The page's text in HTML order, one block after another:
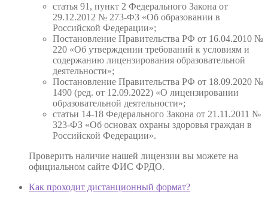
статья 91, пункт 2 Федерального Закона от
29.12.2012 № 273-ФЗ «Об образовании в
Российской Федерации»;
Постановление Правительства РФ от 16.04.2010 №
220 «Об утверждении требований к условиям и
содержанию лицензирования образовательной
деятельности»;
Постановление Правительства РФ от 18.09.2020 №
1490 (ред. от 12.09.2022) «О лицензировании
образовательной деятельности»;
статьи 14-18 Федерального Закона от 21.11.2011 №
323-ФЗ «Об основах охраны здоровья граждан в
Российской Федерации».
Проверить наличие нашей лицензии вы можете на
официальном сайте ФИС ФРДО.
Как проходит дистанционный формат?